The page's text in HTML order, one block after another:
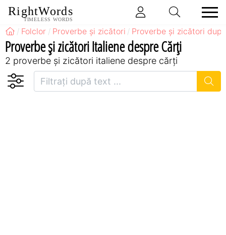
RightWords
TIMELESS WORDS
Folclor Proverbe și zicători Proverbe și zicători
Proverbe și zicători Italiene despre Cărți
2 proverbe și zicători italiene despre cărți